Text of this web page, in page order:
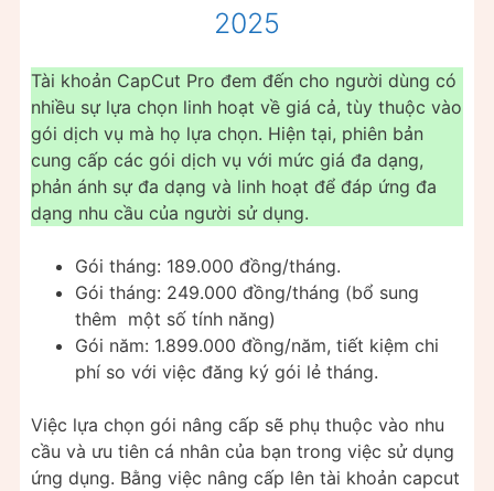
2025
Tài khoản CapCut Pro đem đến cho người dùng có
nhiều sự lựa chọn linh hoạt về giá cả, tùy thuộc vào
gói dịch vụ mà họ lựa chọn. Hiện tại, phiên bản
cung cấp các gói dịch vụ với mức giá đa dạng,
phản ánh sự đa dạng và linh hoạt để đáp ứng đa
dạng nhu cầu của người sử dụng.
Gói tháng: 189.000 đồng/tháng.
Gói tháng: 249.000 đồng/tháng (bổ sung
thêm một số tính năng)
Gói năm: 1.899.000 đồng/năm, tiết kiệm chi
phí so với việc đăng ký gói lẻ tháng.
Việc lựa chọn gói nâng cấp sẽ phụ thuộc vào nhu
cầu và ưu tiên cá nhân của bạn trong việc sử dụng
ứng dụng. Bằng việc nâng cấp lên tài khoản capcut